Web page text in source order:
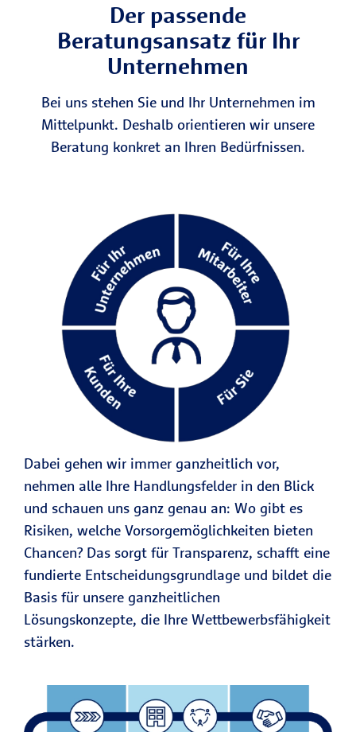
Der passende
Beratungsansatz für Ihr
Unternehmen
Bei uns stehen Sie und Ihr Unternehmen im
Mittelpunkt. Deshalb orientieren wir unsere
Beratung konkret an Ihren Bedürfnissen.
Dabei gehen wir immer ganzheitlich vor,
nehmen alle Ihre Handlungsfelder in den Blick
und schauen uns ganz genau an: Wo gibt es
Risiken, welche Vorsorgemöglichkeiten bieten
Chancen? Das sorgt für Transparenz, schafft eine
fundierte Entscheidungsgrundlage und bildet die
Basis für unsere ganzheitlichen
Lösungskonzepte, die Ihre Wettbewerbsfähigkeit
stärken.